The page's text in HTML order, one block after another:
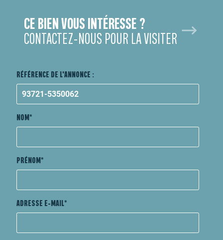
CE BIEN VOUS INTÉRESSE ?
CONTACTEZ-NOUS POUR LA VISITER
RÉFÉRENCE DE L'ANNONCE :
NOM
PRÉNOM
ADRESSE E-MAIL